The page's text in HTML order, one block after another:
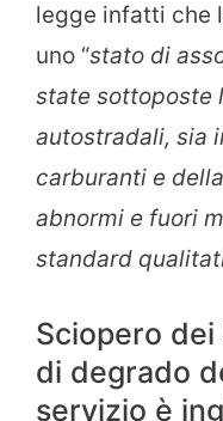
legge infatti che
uno “stato di
state sottoposte
autostradali, sia
carburanti e
abnormi e fuori
standard
Sciopero
di degrado
servizio è